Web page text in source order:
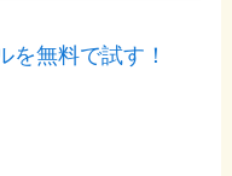
無料で試す！